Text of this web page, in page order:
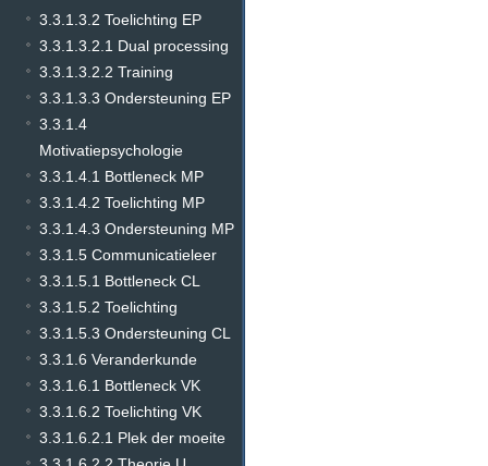
3.3.1.3.2 Toelichting EP
3.3.1.3.2.1 Dual processing
3.3.1.3.2.2 Training
3.3.1.3.3 Ondersteuning EP
3.3.1.4
Motivatiepsychologie
3.3.1.4.1 Bottleneck MP
3.3.1.4.2 Toelichting MP
3.3.1.4.3 Ondersteuning MP
3.3.1.5 Communicatieleer
3.3.1.5.1 Bottleneck CL
3.3.1.5.2 Toelichting
3.3.1.5.3 Ondersteuning CL
3.3.1.6 Veranderkunde
3.3.1.6.1 Bottleneck VK
3.3.1.6.2 Toelichting VK
3.3.1.6.2.1 Plek der moeite